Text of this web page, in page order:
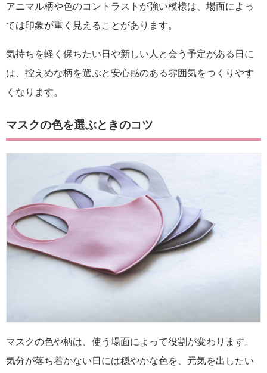
アニマル柄や色のコントラストが強い模様は、場面によっ
ては印象が重く見えることがあります。
気持ちを軽く保ちたい日や新しい人と会う予定がある日に
は、控えめな柄を選ぶと安心感のある雰囲気をつくりやす
くなります。
マスクの色を選ぶときのコツ
マスクの色や柄は、使う場面によって役割が変わります。
気分が落ち着かない日には穏やかな色を、元気を出したい